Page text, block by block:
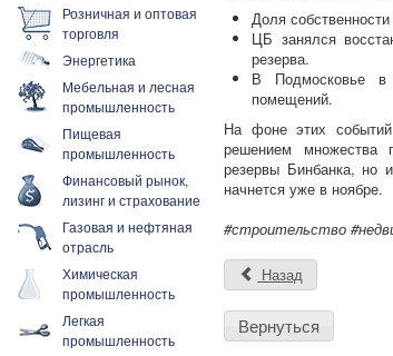
Розничная и оптовая
торговля
Энергетика
Мебельная и лесная
промышленность
Пищевая
промышленность
Финансовый рынок,
лизинг и страхование
Газовая и нефтяная
отрасль
Химическая
промышленность
Легкая
промышленность
Доля
ЦБ занялся
резерва.
В Подмосковье в
помещений.
На фоне этих событий
решением множества
резервы Бинбанка, но
начнется уже в ноябре.
#строительство
Назад
Вернуться